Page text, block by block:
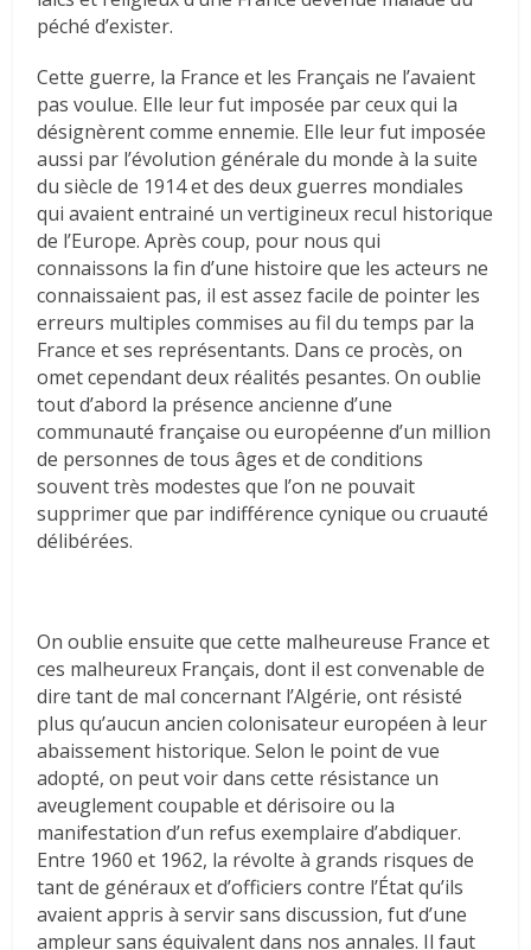
péché d’exister.
Cette guerre, la France et les Français ne l’avaient
pas voulue. Elle leur fut imposée par ceux qui la
désignèrent comme ennemie. Elle leur fut imposée
aussi par l’évolution générale du monde à la suite
du siècle de 1914 et des deux guerres mondiales
qui avaient entrainé un vertigineux recul historique
de l’Europe. Après coup, pour nous qui
connaissons la fin d’une histoire que les acteurs ne
connaissaient pas, il est assez facile de pointer les
erreurs multiples commises au fil du temps par la
France et ses représentants. Dans ce procès, on
omet cependant deux réalités pesantes. On oublie
tout d’abord la présence ancienne d’une
communauté française ou européenne d’un million
de personnes de tous âges et de conditions
souvent très modestes que l’on ne pouvait
supprimer que par indifférence cynique ou cruauté
délibérées.
On oublie ensuite que cette malheureuse France et
ces malheureux Français, dont il est convenable de
dire tant de mal concernant l’Algérie, ont résisté
plus qu’aucun ancien colonisateur européen à leur
abaissement historique. Selon le point de vue
adopté, on peut voir dans cette résistance un
aveuglement coupable et dérisoire ou la
manifestation d’un refus exemplaire d’abdiquer.
Entre 1960 et 1962, la révolte à grands risques de
tant de généraux et d’officiers contre l’État qu’ils
avaient appris à servir sans discussion, fut d’une
ampleur sans équivalent dans nos annales. Il faut